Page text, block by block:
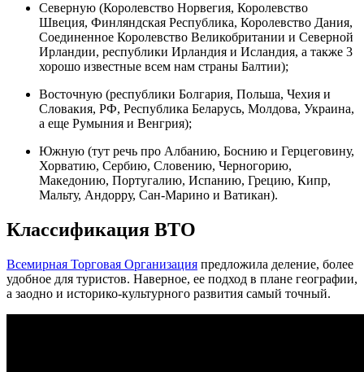
Северную (Королевство Норвегия, Королевство
Швеция, Финляндская Республика, Королевство Дания,
Соединенное Королевство Великобритании и Северной
Ирландии, республики Ирландия и Исландия, а также 3
хорошо известные всем нам страны Балтии);
Восточную (республики Болгария, Польша, Чехия и
Словакия, РФ, Республика Беларусь, Молдова, Украина,
а еще Румыния и Венгрия);
Южную (тут речь про Албанию, Боснию и Герцеговину,
Хорватию, Сербию, Словению, Черногорию,
Македонию, Португалию, Испанию, Грецию, Кипр,
Мальту, Андорру, Сан-Марино и Ватикан).
Классификация ВТО
Всемирная Торговая Организация предложила деление, более
удобное для туристов. Наверное, ее подход в плане географии,
а заодно и историко-культурного развития самый точный.